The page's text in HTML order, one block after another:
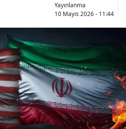
Yayınlanma
10 Mayıs 2026 - 11:44